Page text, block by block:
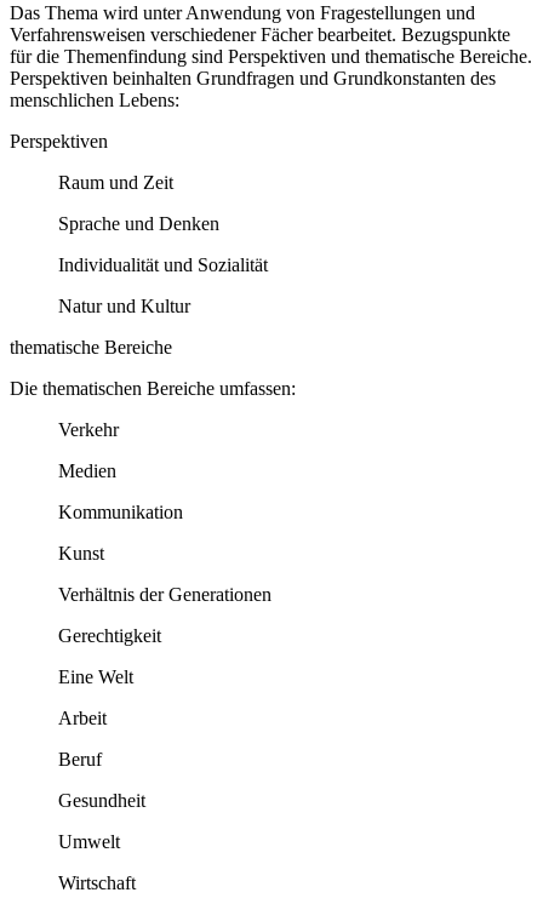
Das Thema wird unter Anwendung von Fragestellungen und
Verfahrensweisen verschiedener Fächer bearbeitet. Bezugspunkte
für die Themenfindung sind Perspektiven und thematische Bereiche.
Perspektiven beinhalten Grundfragen und Grundkonstanten des
menschlichen Lebens:
Perspektiven
Raum und Zeit
Sprache und Denken
Individualität und Sozialität
Natur und Kultur
thematische Bereiche
Die thematischen Bereiche umfassen:
Verkehr
Medien
Kommunikation
Kunst
Verhältnis der Generationen
Gerechtigkeit
Eine Welt
Arbeit
Beruf
Gesundheit
Umwelt
Wirtschaft